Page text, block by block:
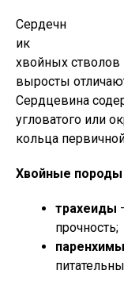
Сердечн
ик
хвойных
выросты
Сердцевина
угловатого или
кольца
Хвойные
трахеиды
прочность;
паренхимы